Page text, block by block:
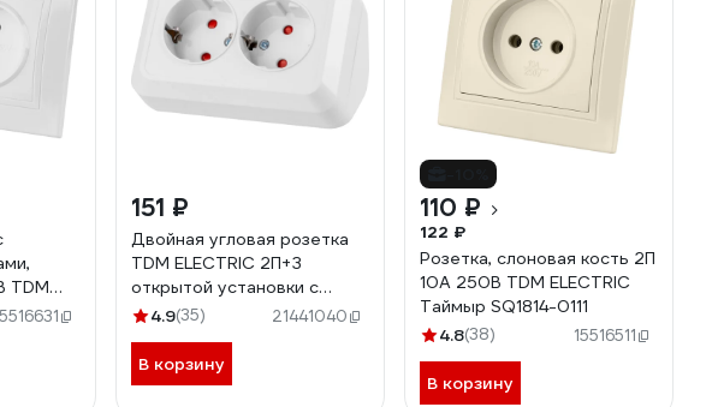
TDM
151 ₽
Двойная угловая розетка
TDM ELECTRIC 2П+З
открытой установки с
защитными шторками IP20
SQ1801-0067
4.9(35) 21441040
В корзину
110 ₽
122 ₽
Розетка, слоновая кость 2П
10А 250В TDM ELECTRIC
Таймыр SQ1814-0111
4.8(38) 15516511
В корзину